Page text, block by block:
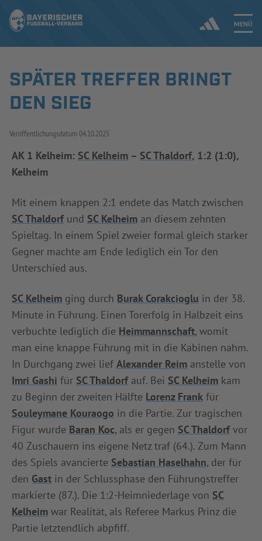
MENÜ
Jetzt einloggen
SPIELBETRIEB & VERBANDSLEBEN
AUSBILDUNG & FÖRDERUNG
DER VERBAND
SPÄTER TREFFER BRINGT
DEN SIEG
Veröffentlichungsdatum 04.10.2025
AK 1 Kelheim: SC Kelheim – SC Thaldorf, 1:2 (1:0),
Kelheim
Mit einem knappen 2:1 endete das Match zwischen
SC Thaldorfund SC Kelheim an diesem zehnten
Spieltag. In einem Spiel zweier formal gleich starker
Gegner machte am Ende lediglich ein Tor den
Unterschied aus.
SC Kelheim ging durch Burak Corakcioglu in der 38.
Minute in Führung. Einen Torerfolg in Halbzeit eins
verbuchte lediglich die Heimmannschaft, womit
man eine knappe Führung mit in die Kabinen nahm.
In Durchgang zwei lief Alexander Reim anstelle von
Imri Gashi für SC Thaldorfauf. Bei SC Kelheim kam
zu Beginn der zweiten Hälfte Lorenz Frank für
Souleymane Kouraogo in die Partie. Zur tragischen
Figur wurde Baran Koc, als er gegen SC Thaldorfvor
40 Zuschauern ins eigene Netz traf (64.). Zum Mann
des Spiels avancierte Sebastian Haselhahn, der für
den Gast in der Schlussphase den Führungstreffer
markierte (87.). Die 1:2-Heimniederlage von SC
Kelheim war Realität, als Referee Markus Prinz die
Partie letztendlich abpfiff.